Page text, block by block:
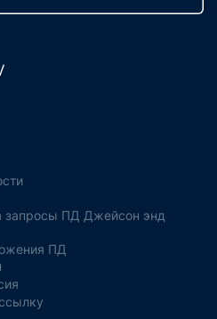
запросы ПД Джейсон энд
ПД